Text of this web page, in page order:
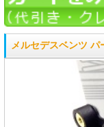
メルセデスベンツ パ